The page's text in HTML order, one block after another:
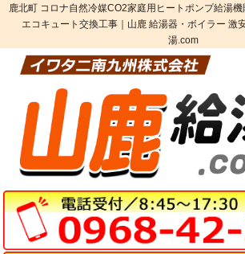
鹿北町 コロナ自然冷媒CO2家庭用ヒートポンプ給湯
エコキュート交換工事｜山鹿 給湯器・ボイラー 激
湯.com